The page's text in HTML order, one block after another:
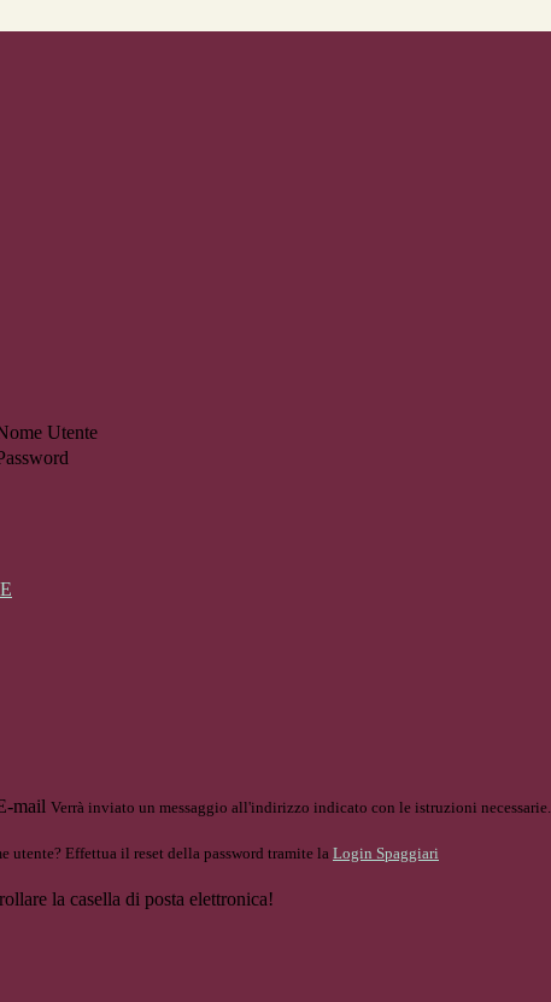
Utente
mail Verrà inviato un messaggio all'indirizzo indicato con le istruzioni necessarie.
utente? Effettua il reset della password tramite la Login Spaggiari
la casella di posta elettronica!